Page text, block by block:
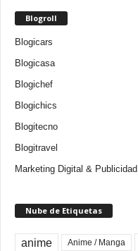
Blogroll
Blogicars
Blogicasa
Blogichef
Blogichics
Blogitecno
Blogitravel
Marketing Digital &
Nube de Etiquetas
anime Anime / Manga